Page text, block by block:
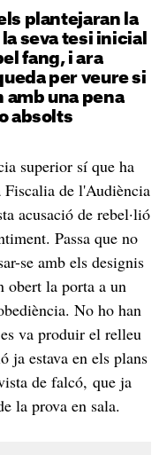
plantejaran la
seva tesi inicial
fang, i ara
per veure si
amb una pena
absolts
superior sí que ha
de l'Audiència
acusació de rebel·lió
Passa que no
se amb els designis
obert la porta a un
No ho han
va produir el relleu
ja estava en els plans
de falcó, que ja
la prova en sala.